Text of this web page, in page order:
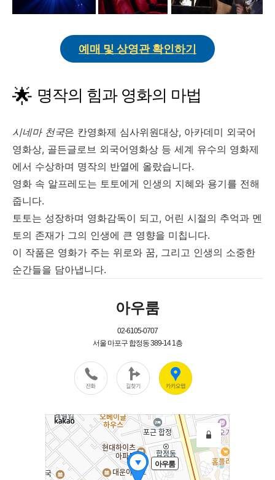
예매 및 상영관 확인하기
🌟 명작의 힘과 영화의 마법
시네마 천국은 칸영화제 심사위원대상, 아카데미 외국어
영화상, 골든글로브 외국어영화상 등 세계 유수의 영화제
에서 수상하며 명작의 반열에 올랐습니다.
영화 속 알프레도는 토토에게 인생의 지혜와 용기를 전해
줍니다.
토토는 성장하며 영화감독이 되고, 어린 시절의 추억과 멘
토의 존재가 그의 인생에 큰 영향을 미칩니다.
이 작품은 영화가 주는 위로와 꿈, 그리고 인생의 소중한
순간들을 담아냅니다.